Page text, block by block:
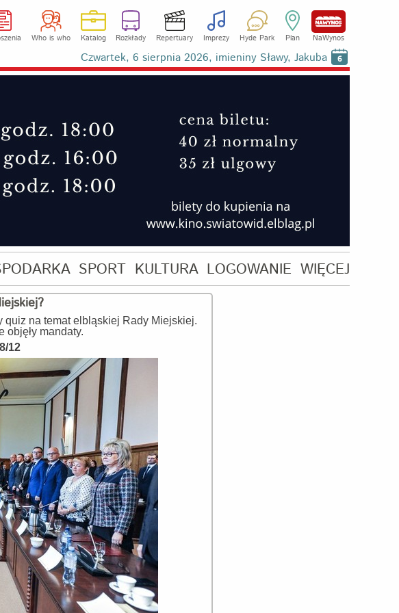
Who is who Katalog Rozkłady Repertuary Imprezy Hyde Park Plan NaWynos
Czwartek, 6 sierpnia 2026, imieniny Sławy, Jakuba 6
SPORT KULTURA LOGOWANIE WIĘCEJ
quiz na temat elbląskiej Rady Miejskiej.
objęły mandaty.
8/12